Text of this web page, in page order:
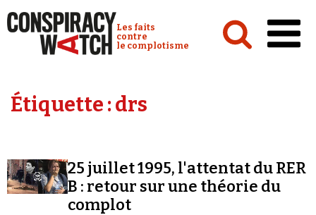
Conspiracy Watch :
Les faits
contre
le complotisme
Analyses
Vidéos
Émissions
Étiquette :drs
25 juillet 1995, l'attentat du RER
B : retour sur une théorie du
complot